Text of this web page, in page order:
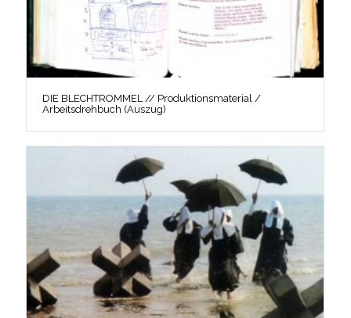
DIE BLECHTROMMEL // Produktionsmaterial /
Arbeitsdrehbuch (Auszug)